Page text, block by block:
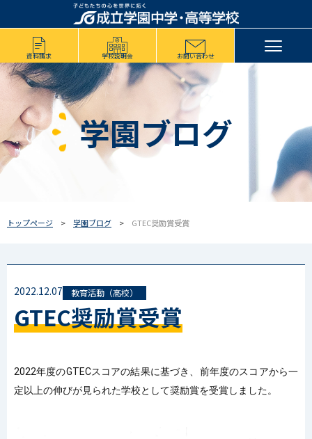
資料請求 学校説明会 お問い合わせ
学園ブログ
トップページ 学園ブログ GTEC奨励賞受賞
2022.12.07 教育活動（高校）
GTEC奨励賞受賞
2022年度のGTECスコアの結果に基づき、前年度のスコアから一
定以上の伸びが見られた学校として奨励賞を受賞しました。